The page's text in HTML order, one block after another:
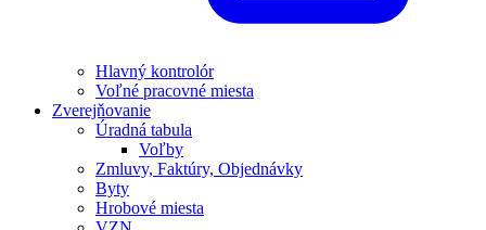
Hlavný kontrolór
Voľné pracovné miesta
Zverejňovanie
Úradná tabula
Voľby
Zmluvy, Faktúry, Objednávky
Byty
Hrobové miesta